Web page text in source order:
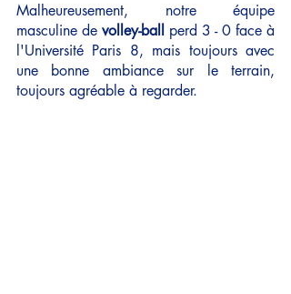
Malheureusement, notre équipe
masculine de volley-ball
perd 3 - 0 face à
l'Université Paris 8, mais toujours avec
une bonne ambiance sur le terrain,
toujours agréable à regarder.